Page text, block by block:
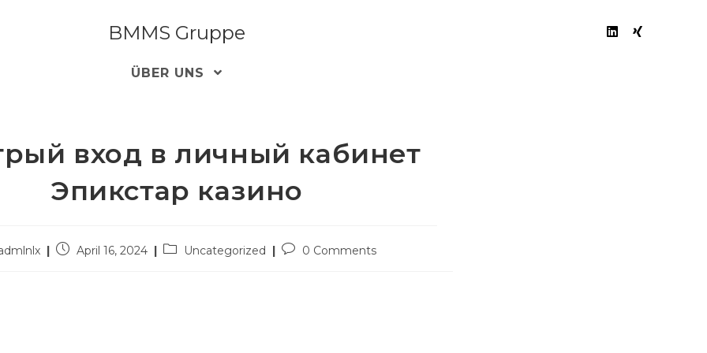
BMMS Gruppe
ÜBER UNS
Быстрый вход в личный кабинет Эпикстар казино
вход в личный кабинет
Эпикстар казино
PostApril 16, 2024
PostUncategorized
Post0 Comments